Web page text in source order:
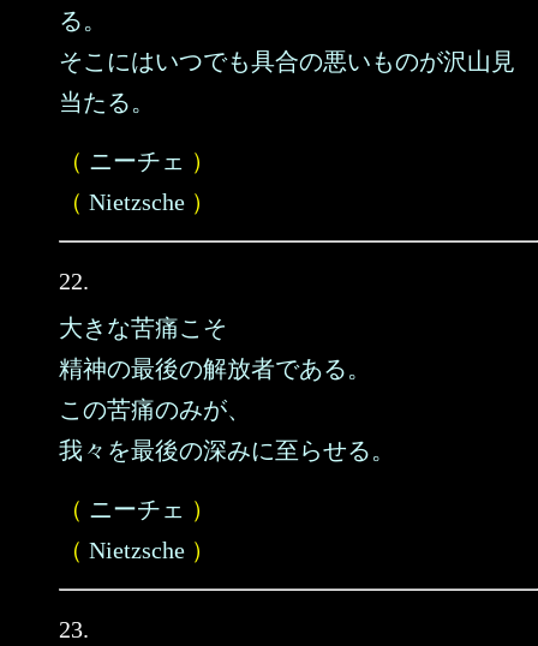
る。
そこにはいつでも具合の悪いものが沢山見
当たる。
（ ニーチェ ）
（ Nietzsche ）
22.
大きな苦痛こそ
精神の最後の解放者である。
この苦痛のみが、
我々を最後の深みに至らせる。
（ ニーチェ ）
（ Nietzsche ）
23.